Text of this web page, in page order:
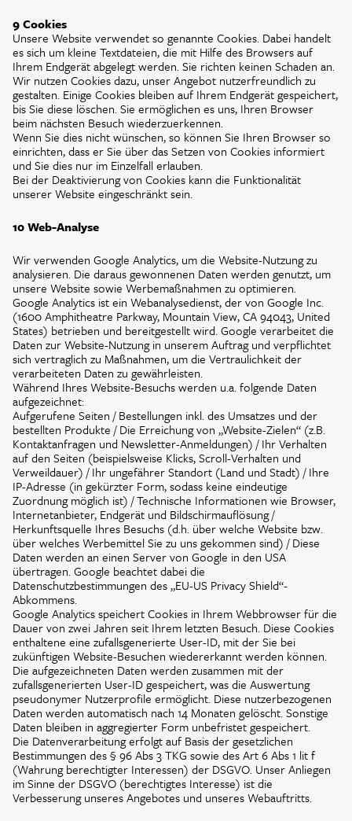
9 Cookies
Unsere Website verwendet so genannte Cookies. Dabei handelt
es sich um kleine Textdateien, die mit Hilfe des Browsers auf
Ihrem Endgerät abgelegt werden. Sie richten keinen Schaden an.
Wir nutzen Cookies dazu, unser Angebot nutzerfreundlich zu
gestalten. Einige Cookies bleiben auf Ihrem Endgerät gespeichert,
bis Sie diese löschen. Sie ermöglichen es uns, Ihren Browser
beim nächsten Besuch wiederzuerkennen.
Wenn Sie dies nicht wünschen, so können Sie Ihren Browser so
einrichten, dass er Sie über das Setzen von Cookies informiert
und Sie dies nur im Einzelfall erlauben.
Bei der Deaktivierung von Cookies kann die Funktionalität
unserer Website eingeschränkt sein.
10 Web-Analyse
Wir verwenden Google Analytics, um die Website-Nutzung zu
analysieren. Die daraus gewonnenen Daten werden genutzt, um
unsere Website sowie Werbemaßnahmen zu optimieren.
Google Analytics ist ein Webanalysedienst, der von Google Inc.
(1600 Amphitheatre Parkway, Mountain View, CA 94043, United
States) betrieben und bereitgestellt wird. Google verarbeitet die
Daten zur Website-Nutzung in unserem Auftrag und verpflichtet
sich vertraglich zu Maßnahmen, um die Vertraulichkeit der
verarbeiteten Daten zu gewährleisten.
Während Ihres Website-Besuchs werden u.a. folgende Daten
aufgezeichnet:
Aufgerufene Seiten / Bestellungen inkl. des Umsatzes und der
bestellten Produkte / Die Erreichung von „Website-Zielen“ (z.B.
Kontaktanfragen und Newsletter-Anmeldungen) / Ihr Verhalten
auf den Seiten (beispielsweise Klicks, Scroll-Verhalten und
Verweildauer) / Ihr ungefährer Standort (Land und Stadt) / Ihre
IP-Adresse (in gekürzter Form, sodass keine eindeutige
Zuordnung möglich ist) / Technische Informationen wie Browser,
Internetanbieter, Endgerät und Bildschirmauflösung /
Herkunftsquelle Ihres Besuchs (d.h. über welche Website bzw.
über welches Werbemittel Sie zu uns gekommen sind) / Diese
Daten werden an einen Server von Google in den USA
übertragen. Google beachtet dabei die
Datenschutzbestimmungen des „EU-US Privacy Shield“-
Abkommens.
Google Analytics speichert Cookies in Ihrem Webbrowser für die
Dauer von zwei Jahren seit Ihrem letzten Besuch. Diese Cookies
enthaltene eine zufallsgenerierte User-ID, mit der Sie bei
zukünftigen Website-Besuchen wiedererkannt werden können.
Die aufgezeichneten Daten werden zusammen mit der
zufallsgenerierten User-ID gespeichert, was die Auswertung
pseudonymer Nutzerprofile ermöglicht. Diese nutzerbezogenen
Daten werden automatisch nach 14 Monaten gelöscht. Sonstige
Daten bleiben in aggregierter Form unbefristet gespeichert.
Die Datenverarbeitung erfolgt auf Basis der gesetzlichen
Bestimmungen des § 96 Abs 3 TKG sowie des Art 6 Abs 1 lit f
(Wahrung berechtigter Interessen) der DSGVO. Unser Anliegen
im Sinne der DSGVO (berechtigtes Interesse) ist die
Verbesserung unseres Angebotes und unseres Webauftritts.